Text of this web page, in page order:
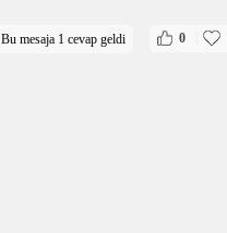
0
Bu mesaja 1 cevap geldi